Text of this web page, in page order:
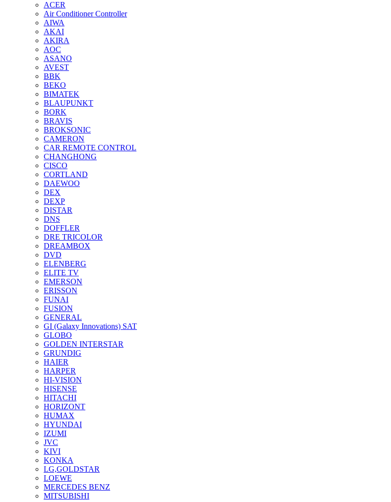
ACER
Air Conditioner Controller
AIWA
AKAI
AKIRA
AOC
ASANO
AVEST
BBK
BEKO
BIMATEK
BLAUPUNKT
BORK
BRAVIS
BROKSONIC
CAMERON
CAR REMOTE CONTROL
CHANGHONG
CISCO
CORTLAND
DAEWOO
DEX
DEXP
DISTAR
DNS
DOFFLER
DRE TRICOLOR
DREAMBOX
DVD
ELENBERG
ELITE TV
EMERSON
ERISSON
FUNAI
FUSION
GENERAL
GI (Galaxy Innovations) SAT
GLOBO
GOLDEN INTERSTAR
GRUNDIG
HAIER
HARPER
HI-VISION
HISENSE
HITACHI
HORIZONT
HUMAX
HYUNDAI
IZUMI
JVC
KIVI
KONKA
LG,GOLDSTAR
LOEWE
MERCEDES BENZ
MITSUBISHI